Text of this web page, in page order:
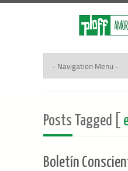
Posts Tagged [
Boletín